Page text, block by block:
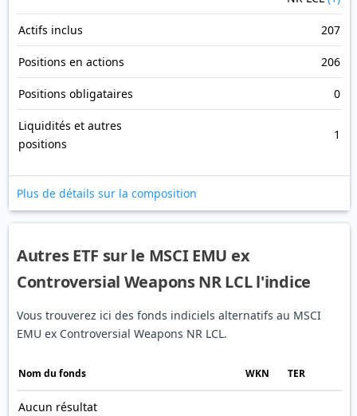
Actifs inclus 207
Positions en actions 206
Positions obligataires 0
Liquidités et autres
positions
1
Plus de détails sur la composition
Autres ETF sur le MSCI EMU ex
Controversial Weapons NR LCL l'indice
Vous trouverez ici des fonds indiciels alternatifs au MSCI
EMU ex Controversial Weapons NR LCL.
Nom du fonds WKN TER
Aucun résultat